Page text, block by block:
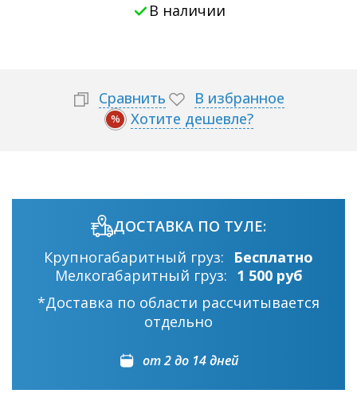
В наличии
Сравнить В избранное
% Хотите дешевле?
ДОСТАВКА ПО ТУЛЕ:
Крупногабаритный груз:
Бесплатно
Мелкогабаритный груз: 1 500 руб
*Доставка по области рассчитывается
отдельно
от 2 до 14 дней